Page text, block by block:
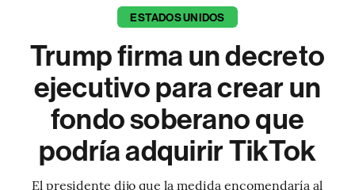
ESTADOS UNIDOS
Trump firma un decreto
ejecutivo para crear un
fondo soberano que
podría adquirir TikTok
El presidente dijo que la medida encomendaría al